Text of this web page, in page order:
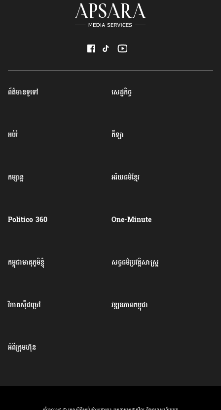
ព័ត៌មានទូទៅ សេដ្ឋកិច្ច
អប់រំ កីឡា
កម្សាន្ត អរិយធម៌ខ្មែរ
Politico 360 One-Minute
កម្ពុជាមាតុភូមិខ្ញុំ សច្ចធម៌ប្រវត្តិសាស្ត្រ
វិភាគសុីជម្រៅ វឌ្ឍនភាពកម្ពុជា
អំពីក្រុមហ៊ុន